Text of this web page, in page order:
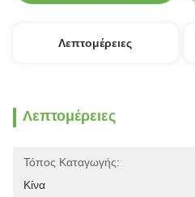
Λεπτομέρειες
Λεπτομέρειες
Τόπος Καταγωγής:
Κίνα